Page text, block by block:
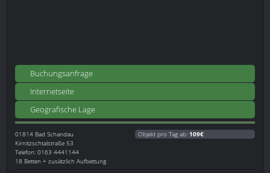
Buchungsanfrage
Internetseite
Geografische Lage
01814 Bad Schandau
Kirnitzschtalstraße 53
Telefon: 0163 4441144
18 Betten + zusätzlich Aufbettung
Objekt pro Tag ab: 109€